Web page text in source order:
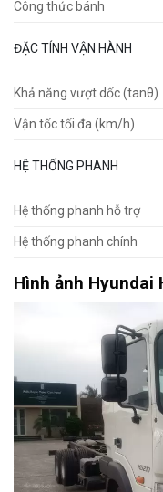
Công thức bánh
ĐẶC TÍNH VẬN HÀNH
Khả năng vượt dốc (tanθ)
Vận tốc tối đa (km/h)
HỆ THỐNG PHANH
Hệ thống phanh hỗ trợ
Hệ thống phanh chính
Hình ảnh Hyundai